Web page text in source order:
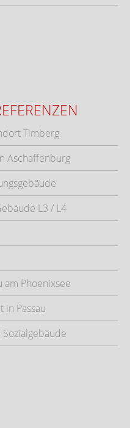
Timberg
Aschaffenburg
L3 / L4
am Phoenixsee
in Passau